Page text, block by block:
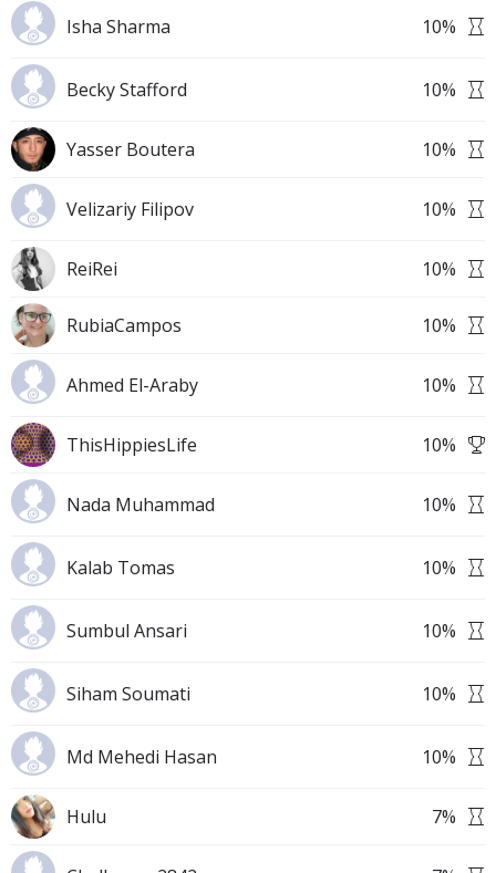
Isha Sharma 10%
Becky Stafford 10%
Yasser Boutera 10%
Velizariy Filipov 10%
ReiRei 10%
RubiaCampos 10%
Ahmed El-Araby 10%
ThisHippiesLife 10%
Nada Muhammad 10%
Kalab Tomas 10%
Sumbul Ansari 10%
Siham Soumati 10%
Md Mehedi Hasan 10%
Hulu 7%